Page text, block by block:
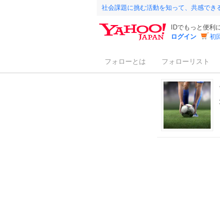
社会課題に挑む活動を知って、共感でき
IDでもっと便利
ログイン
初
フォローとは フォローリスト